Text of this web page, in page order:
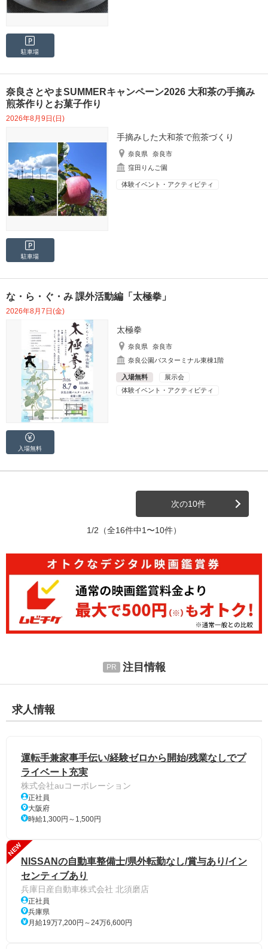
駐車場
奈良さとやまSUMMERキャンペーン2026 大和茶の手摘み
煎茶作りとお菓子作り
2026年8月9日(日)
手摘みした大和茶で煎茶づくり
奈良県
奈良市
窪田りんご園
体験イベント・アクティビティ
駐車場
な・ら・ぐ・み 課外活動編「太極拳」
2026年8月7日(金)
太極拳
奈良県
奈良市
奈良公園バスターミナル東棟1階
入場無料
展示会
体験イベント・アクティビティ
入場無料
次の10件
1/2 （全16件中1〜10件）
注目情報
求人情報
運転手兼家事手伝い/経験ゼロから開始/残業なしでプ
ライベート充実
株式会社auコーポレーション
正社員
大阪府
時給1,300円～1,500円
NEW
NISSANの自動車整備士/県外転勤なし/賞与あり/イン
センティブあり
兵庫日産自動車株式会社 北須磨店
正社員
兵庫県
月給19万7,200円～24万6,600円